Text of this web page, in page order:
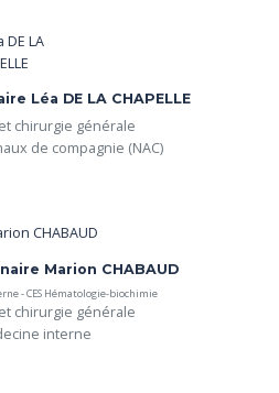
Léa DE LA CHAPELLE
chirurgie générale
de compagnie (NAC)
Marion CHABAUD
- CES Hématologie-biochimie
chirurgie générale
interne